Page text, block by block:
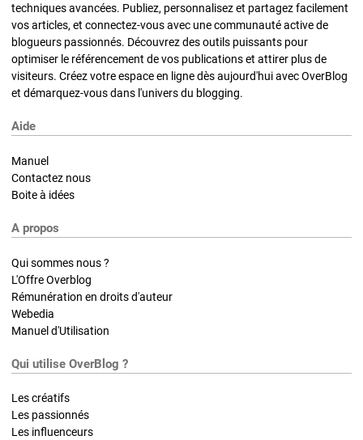
techniques avancées. Publiez, personnalisez et partagez facilement
vos articles, et connectez-vous avec une communauté active de
blogueurs passionnés. Découvrez des outils puissants pour
optimiser le référencement de vos publications et attirer plus de
visiteurs. Créez votre espace en ligne dès aujourd'hui avec OverBlog
et démarquez-vous dans l'univers du blogging.
Aide
Manuel
Contactez nous
Boite à idées
A propos
Qui sommes nous ?
L'Offre Overblog
Rémunération en droits d'auteur
Webedia
Manuel d'Utilisation
Qui utilise OverBlog ?
Les créatifs
Les passionnés
Les influenceurs